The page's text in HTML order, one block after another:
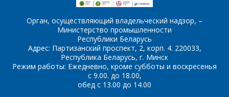
Орган, осуществляющий владельческий надзор, –
Министерство промышленности
Республики Беларусь
Адрес: Партизанский проспект, 2, корп. 4. 220033,
Республика Беларусь, г. Минск
Режим работы: Ежедневно, кроме субботы и воскресенья
с 9.00. до 18.00,
обед с 13.00 до 14.00
*- обязательные
*- обязательные
поля